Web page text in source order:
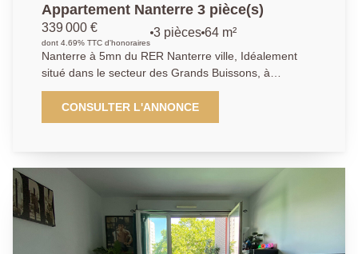
Appartement Nanterre 3 pièce(s)
339 000 €
dont 4.69% TTC d'honoraires
3 pièces 64 m²
Nanterre à 5mn du RER Nanterre ville, Idéalement
situé dans le secteur des Grands Buissons, à
proximités immédiates de toutes commodités, à 10mn
de la préfecture et 5mn des bords de Seine. Ce beau
et lumineux 3 pièces de 64.12 m², saura vous séduire
orientée SUD-OUEST. La cuisine est indépendante à
aménager. Vous pénétrez dans le coin nuit par un
dégagement qui donne accès à 2 chambres, une salle
de bains, un WC indépendant. Une place de parking
CONSULTER L'ANNONCE